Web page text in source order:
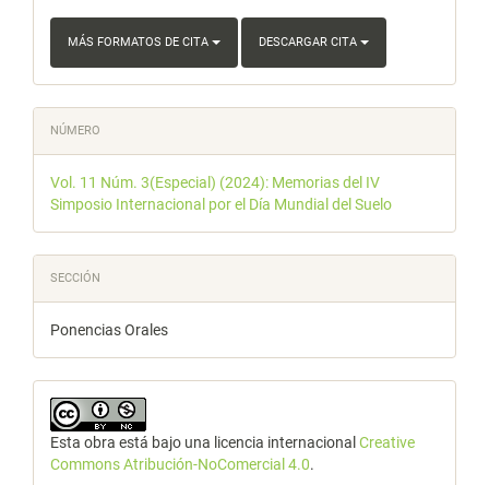
MÁS FORMATOS DE CITA DESCARGAR CITA
NÚMERO
Vol. 11 Núm. 3(Especial) (2024): Memorias del IV
Simposio Internacional por el Día Mundial del Suelo
SECCIÓN
Ponencias Orales
Esta obra está bajo una licencia internacional Creative
Commons Atribución-NoComercial 4.0.